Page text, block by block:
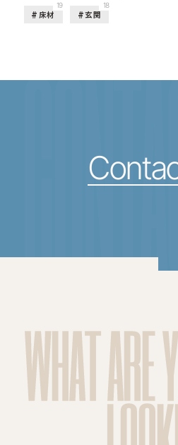
床材
19
玄関
18
WHAT ARE